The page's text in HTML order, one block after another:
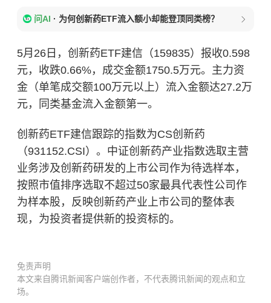
问AI · 为何创新药ETF流入额小却能登顶同类榜？
5月26日，创新药ETF建信（159835）报收0.598
元，收跌0.66%，成交金额1750.5万元。主力资
金（单笔成交额100万元以上）流入金额达27.2万
元，同类基金流入金额第一。
创新药ETF建信跟踪的指数为CS创新药
（931152.CSI）。中证创新药产业指数选取主营
业务涉及创新药研发的上市公司作为待选样本，
按照市值排序选取不超过50家最具代表性公司作
为样本股，反映创新药产业上市公司的整体表
现，为投资者提供新的投资标的。
免责声明
本文来自腾讯新闻客户端创作者，不代表腾讯新闻的观点和立
场。